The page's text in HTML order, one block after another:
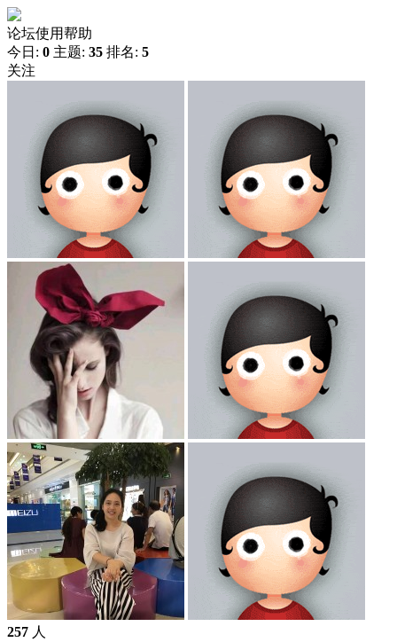
论坛使用帮助
今日: 0 主题: 35 排名: 5
关注
257 人